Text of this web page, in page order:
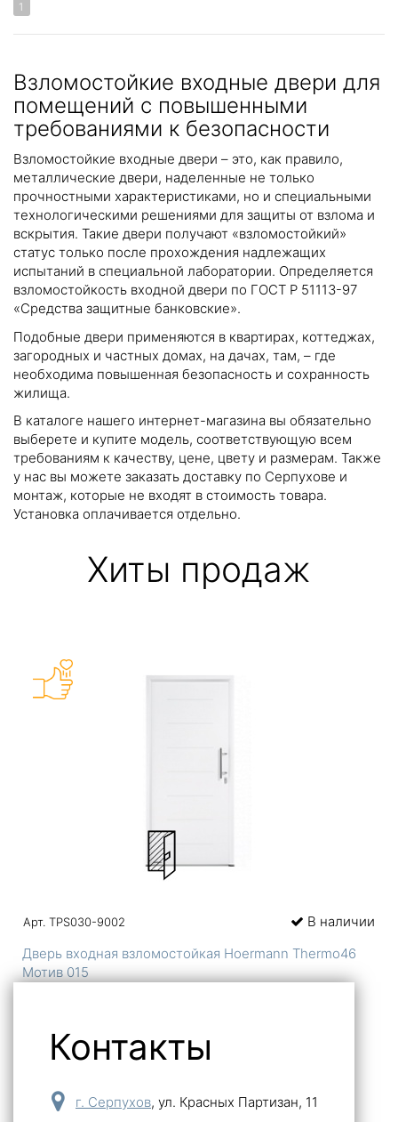
1
Взломостойкие входные двери для
помещений с повышенными
требованиями к безопасности
Взломостойкие входные двери – это, как правило,
металлические двери, наделенные не только
прочностными характеристиками, но и специальными
технологическими решениями для защиты от взлома и
вскрытия. Такие двери получают «взломостойкий»
статус только после прохождения надлежащих
испытаний в специальной лаборатории. Определяется
взломостойкость входной двери по ГОСТ Р 51113-97
«Средства защитные банковские».
Подобные двери применяются в квартирах, коттеджах,
загородных и частных домах, на дачах, там, – где
необходима повышенная безопасность и сохранность
жилища.
В каталоге нашего интернет-магазина вы обязательно
выберете и купите модель, соответствующую всем
требованиям к качеству, цене, цвету и размерам. Также
у нас вы можете заказать доставку по Серпухове и
монтаж, которые не входят в стоимость товара.
Установка оплачивается отдельно.
Хиты продаж
Арт. TPS030-9002
В наличии
Дверь входная взломостойкая Hoermann Thermo46
Мотив 015
Контакты
г. Серпухов, ул. Красных Партизан, 11